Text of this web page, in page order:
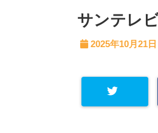
サンテレ
2025年10月21日